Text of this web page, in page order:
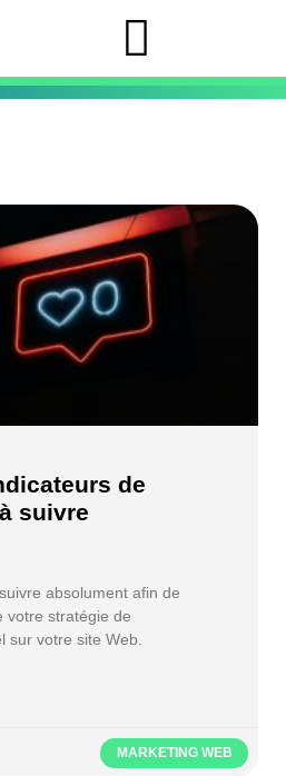
MARKETING WEB
de
suivre
absolument afin de
votre stratégie de
sur votre site Web.